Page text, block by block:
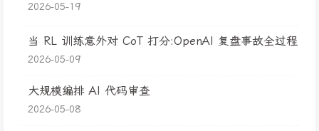
2026-05-19
当 RL 训练意外对 CoT 打分:OpenAI 复盘事故全过程
2026-05-09
大规模编排 AI 代码审查
2026-05-08